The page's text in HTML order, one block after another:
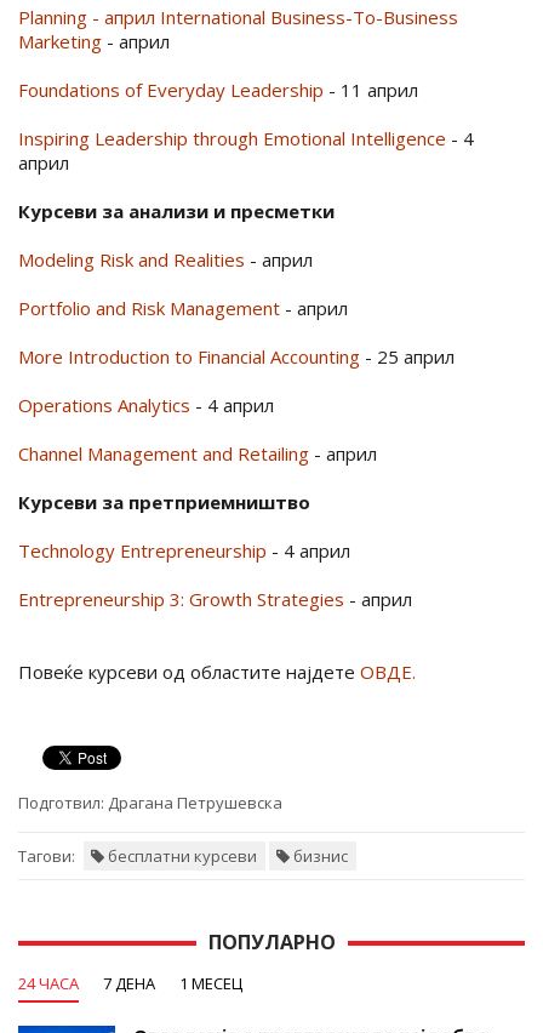
Planning - април International Business-To-Business
Marketing - април
Foundations of Everyday Leadership - 11 април
Inspiring Leadership through Emotional Intelligence - 4
април
Курсеви за анализи и пресметки
Modeling Risk and Realities - април
Portfolio and Risk Management - април
More Introduction to Financial Accounting - 25 април
Operations Analytics - 4 април
Channel Management and Retailing - април
Курсеви за претприемништво
Technology Entrepreneurship - 4 април
Entrepreneurship 3: Growth Strategies - април
Повеќе курсеви од областите најдете ОВДЕ.
Подготвил: Драгана Петрушевска
Тагови: бесплатни курсеви бизнис
ПОПУЛАРНО
24 ЧАСА 7 ДЕНА 1 МЕСЕЦ